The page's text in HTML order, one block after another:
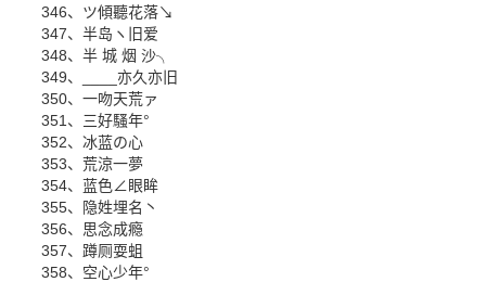
346、ツ傾聽花落↘
347、半岛ヽ旧爱
348、半 城 烟 沙╮
349、____亦久亦旧
350、一吻天荒ァ
351、三好騷年°
352、冰蓝の心
353、荒涼一夢
354、蓝色∠眼眸
355、隐姓埋名丶
356、思念成瘾
357、蹲厕耍蛆
358、空心少年°